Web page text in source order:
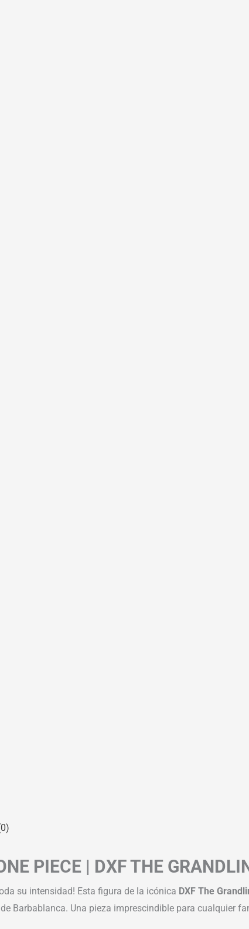
PIECE | DXF THE
su intensidad! Esta figura de la icónica DXF The
Barbablanca. Una pieza imprescindible para cualquier